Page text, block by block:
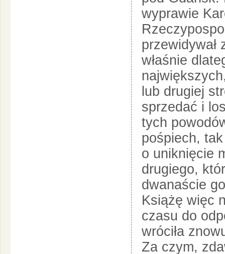
wyprawie
przewidywał
właśnie
lub drugiej
sprzedać i
tych
pośpiech,
o uniknięcie
drugiego,
dwanaście
Książę więc
czasu do
wróciła
Za czym,